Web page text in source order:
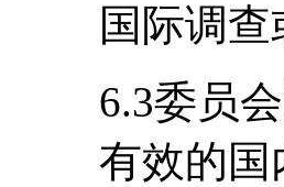
国际调
6.3委员
有效的国